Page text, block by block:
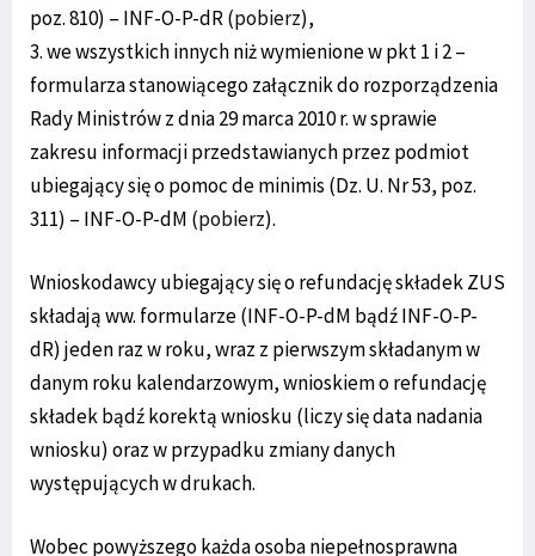
poz. 810) – INF-O-P-dR (pobierz),
3. we wszystkich innych niż wymienione w pkt 1 i 2 –
formularza stanowiącego załącznik do rozporządzenia
Rady Ministrów z dnia 29 marca 2010 r. w sprawie
zakresu informacji przedstawianych przez podmiot
ubiegający się o pomoc de minimis (Dz. U. Nr 53, poz.
311) – INF-O-P-dM (pobierz).
Wnioskodawcy ubiegający się o refundację składek ZUS
składają ww. formularze (INF-O-P-dM bądź INF-O-P-
dR) jeden raz w roku, wraz z pierwszym składanym w
danym roku kalendarzowym, wnioskiem o refundację
składek bądź korektą wniosku (liczy się data nadania
wniosku) oraz w przypadku zmiany danych
występujących w drukach.
Wobec powyższego każda osoba niepełnosprawna